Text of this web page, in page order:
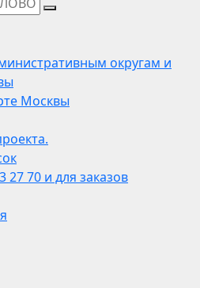
округам и
Москвы
27 70 и для заказов